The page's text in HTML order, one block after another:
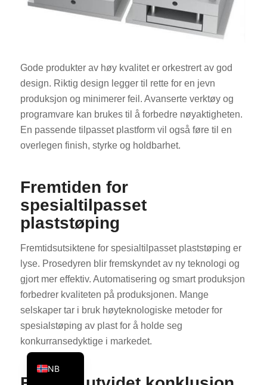
Gode produkter av høy kvalitet er orkestrert av god
design. Riktig design legger til rette for en jevn
produksjon og minimerer feil. Avanserte verktøy og
programvare kan brukes til å forbedre nøyaktigheten.
En passende tilpasset plastform vil også føre til en
overlegen finish, styrke og holdbarhet.
Fremtiden for
spesialtilpasset
plaststøping
Fremtidsutsiktene for spesialtilpasset plaststøping er
lyse. Prosedyren blir fremskyndet av ny teknologi og
gjort mer effektiv. Automatisering og smart produksjon
forbedrer kvaliteten på produksjonen. Mange
selskaper tar i bruk høyteknologiske metoder for
spesialstøping av plast for å holde seg
konkurransedyktige i markedet.
NB
IT
FR
RU
NL
PL
TR
AR
JA
KO
PT
CS
DA
SV